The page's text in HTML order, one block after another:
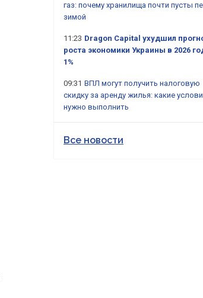
газ: почему хранилища почти пусты
зимой
11:23 Dragon Capital ухудшил
роста экономики Украины в 2026
1%
09:31 ВПЛ могут получить налоговую
скидку за аренду жилья: какие
нужно выполнить
Все новости